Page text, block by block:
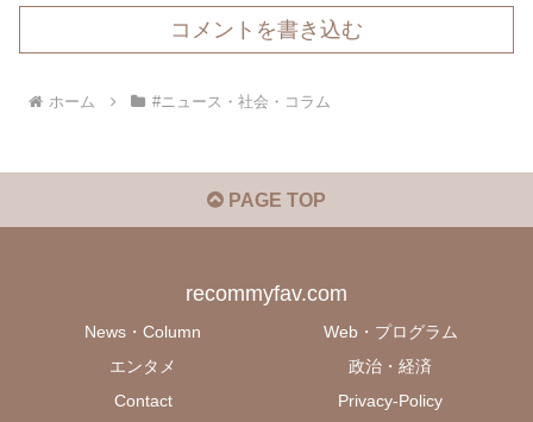
コメントを書き込む
ホーム #ニュース・社会・コラム
PAGE TOP
recommyfav.com
News・Column
Web・プログラム
エンタメ
政治・経済
Contact
Privacy-Policy